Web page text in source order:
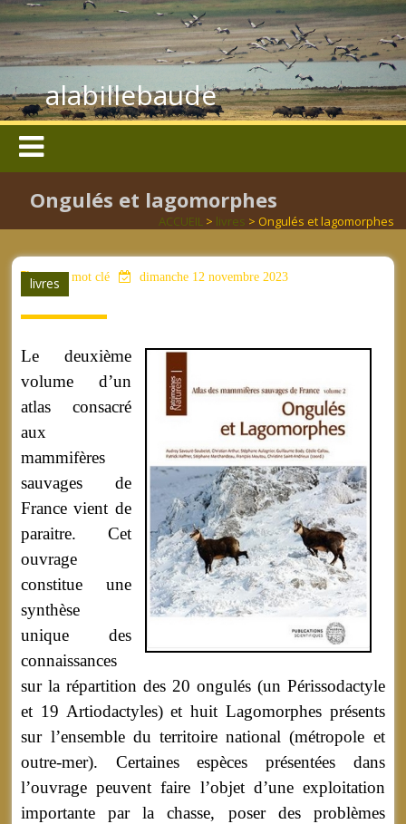
alabillebaude
Ongulés et lagomorphes
ACCUEIL> livres > Ongulés et lagomorphes
livres
aucun mot clé dimanche 12 novembre 2023
Le deuxième
volume d’un
atlas consacré
aux
mammifères
sauvages de
France vient de
paraitre. Cet
ouvrage
constitue une
synthèse
unique des
connaissances
sur la répartition des 20 ongulés (un Périssodactyle
et 19 Artiodactyles) et huit Lagomorphes présents
sur l’ensemble du territoire national (métropole et
outre-mer). Certaines espèces présentées dans
l’ouvrage peuvent faire l’objet d’une exploitation
importante par la chasse, poser des problèmes